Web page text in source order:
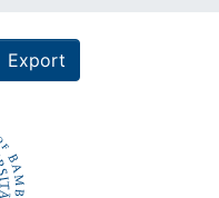
Export